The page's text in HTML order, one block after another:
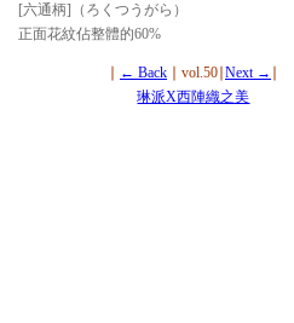
[六通柄]（ろくつうがら）
正面花紋佔整體的60%
← Back ∣ vol.50∣ Next →
琳派X西陣織之美